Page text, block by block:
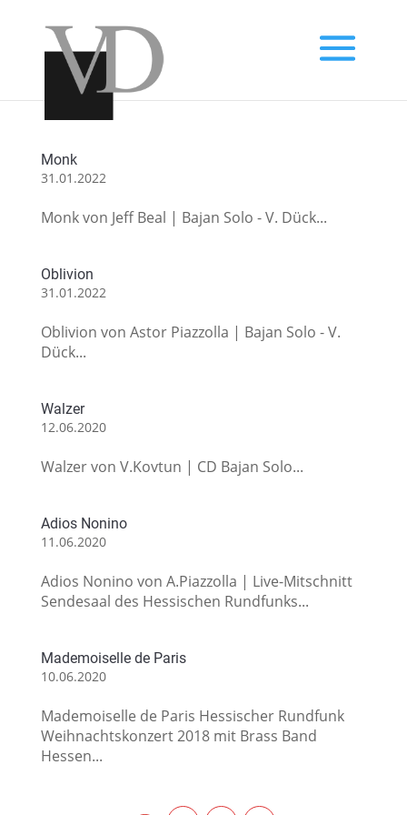
Monk
31.01.2022
Monk von Jeff Beal | Bajan Solo - V. Dück...
Oblivion
31.01.2022
Oblivion von Astor Piazzolla | Bajan Solo - V.
Dück...
Walzer
12.06.2020
Walzer von V.Kovtun | CD Bajan Solo...
Adios Nonino
11.06.2020
Adios Nonino von A.Piazzolla | Live-Mitschnitt
Sendesaal des Hessischen Rundfunks...
Mademoiselle de Paris
10.06.2020
Mademoiselle de Paris Hessischer Rundfunk
Weihnachtskonzert 2018 mit Brass Band
Hessen...